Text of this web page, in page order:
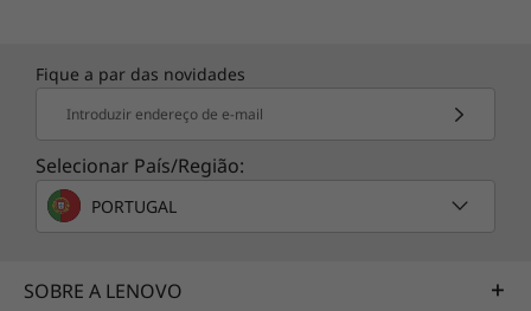
Pré-carregamento mais limpo e mais
seguro
Estamos empenhados em oferecer um
Fique a par das novidades
Introduzir endereço de e-mail
Selecionar País/Região:
PORTUGAL
SOBRE A LENOVO